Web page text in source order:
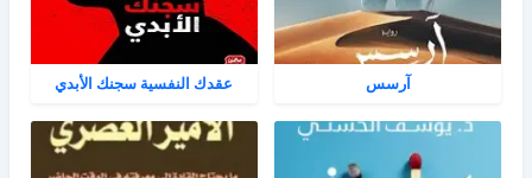
آرسس عقدك النفسية سجنك الأبدي